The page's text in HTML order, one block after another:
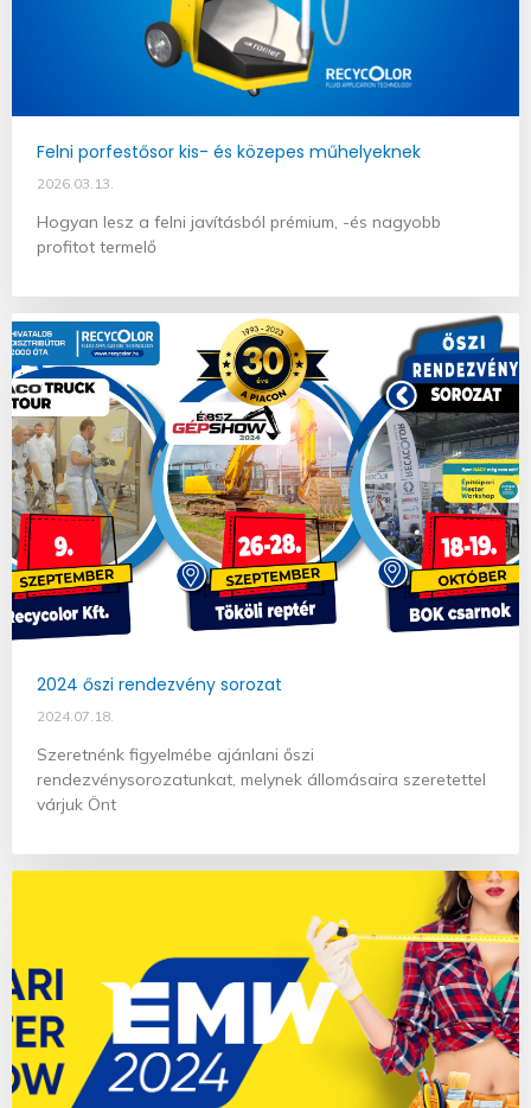
Felni porfestősor kis- és közepes műhelyeknek
2026.03.13.
Hogyan lesz a felni javításból prémium, -és nagyobb
profitot termelő
2024 őszi rendezvény sorozat
2024.07.18.
Szeretnénk figyelmébe ajánlani őszi
rendezvénysorozatunkat, melynek állomásaira szeretettel
várjuk Önt